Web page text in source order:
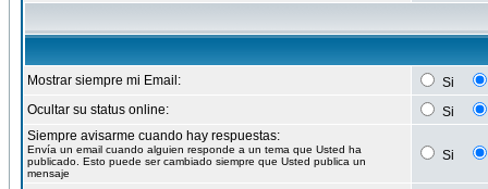
Mostrar siempre mi Email:
Si
Ocultar su status online:
Si
Siempre avisarme cuando hay respuestas:
Envía un email cuando alguien responde a un tema que Usted ha
publicado. Esto puede ser cambiado siempre que Usted publica un
mensaje
Si